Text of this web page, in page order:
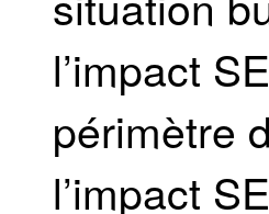
l’impact
périmètre
l’impact